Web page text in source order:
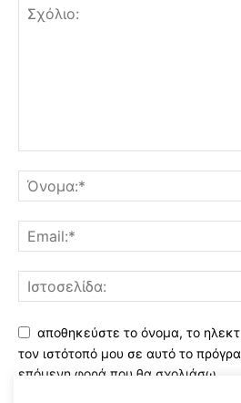
αποθηκεύστε το όνομα, το
τον ιστότοπό μου σε αυτό το
επόμενη φορά που θα σχολιάσω.